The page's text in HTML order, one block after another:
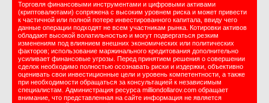
Торговля финансовыми инструментами и цифровыми активами
(криптовалютами) сопряжена с высоким уровнем риска и может привести
к частичной или полной потере инвестированного капитала, ввиду чего
данные операции подходят не всем участникам рынка. Котировки активов
обладают высокой волатильностью и могут подвергаться резким
изменениям под влиянием внешних экономических или политических
факторов; использование маржинального кредитования дополнительно
усиливает финансовые угрозы. Перед принятием решения о совершении
сделок необходимо полностью осознавать риски и издержки, объективно
оценивать свои инвестиционные цели и уровень компетентности, а также
при необходимости обращаться за консультацией к независимым
специалистам. Администрация ресурса milliondollarov.com обращает
внимание, что представленная на сайте информация не является